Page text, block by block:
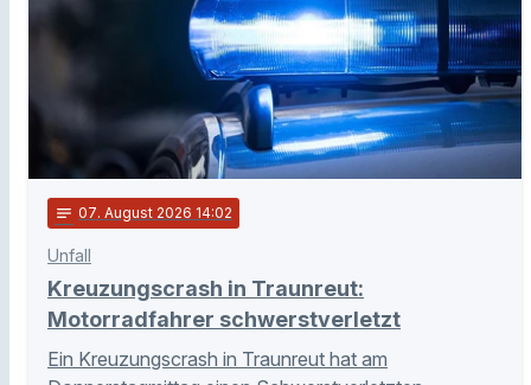
notes 07. August 2026 14:02
Unfall
Kreuzungscrash in Traunreut:
Motorradfahrer schwerstverletzt
Ein Kreuzungscrash in Traunreut hat am